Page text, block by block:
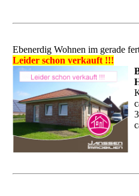
Ebenerdig Wohnen im gerade
Leider schon verkauft !!!